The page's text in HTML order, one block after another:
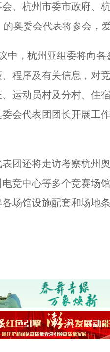
杭州市委市政府、杭
奥委会代表将参会，
，杭州亚组委将向各
程序及有关信息，对
运动员村及分村、住
会代表团团长开展工
还将走访考察杭州奥
竞中心等多个竞赛场
场馆设施配套和场地